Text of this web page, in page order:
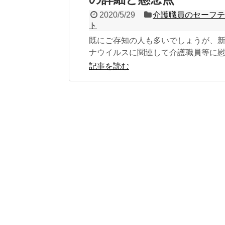
2020/5/29
介護職員のセーフ
ト
既にご存知の人も多いでしょうが、
ナウイルスに関連して介護職員等に
いう名目の給付金が支給されることが
記事を読む